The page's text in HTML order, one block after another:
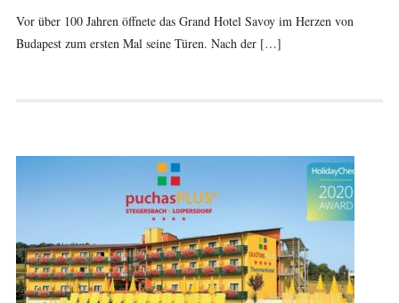
Vor über 100 Jahren öffnete das Grand Hotel Savoy im Herzen von
Budapest zum ersten Mal seine Türen. Nach der […]